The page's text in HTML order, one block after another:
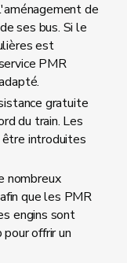
de
ses bus. Si le
est
PMR
gratuite
du train. Les
être introduites
nombreux
que les PMR
engins sont
offrir un